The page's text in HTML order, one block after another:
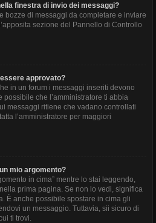
finestra di invio dei messaggi?
bozze di messaggi da completare e inviare
sezione del Pannello di Controllo
approvato?
in un forum i messaggi inseriti devono
possibile che l’amministratore ti abbia
messaggi ritiene che vadano controllati
l’amministratore per maggiori
mio argomento?
in cima” mentre lo stai leggendo,
prima pagina. Se non lo vedi, significa
È anche possibile spostare in cima gli
un messaggio. Tuttavia, sii sicuro di
ti trovi.